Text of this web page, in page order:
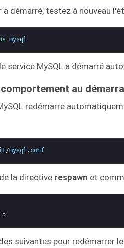
a démarré, testez à nouveau
mysql
service MySQL a démarré
au
redémarre
/mysql . conf
la directive respawn et
5
suivantes pour redémarrer